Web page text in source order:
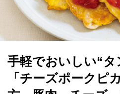
手軽でおいしい“
「チーズポークピ